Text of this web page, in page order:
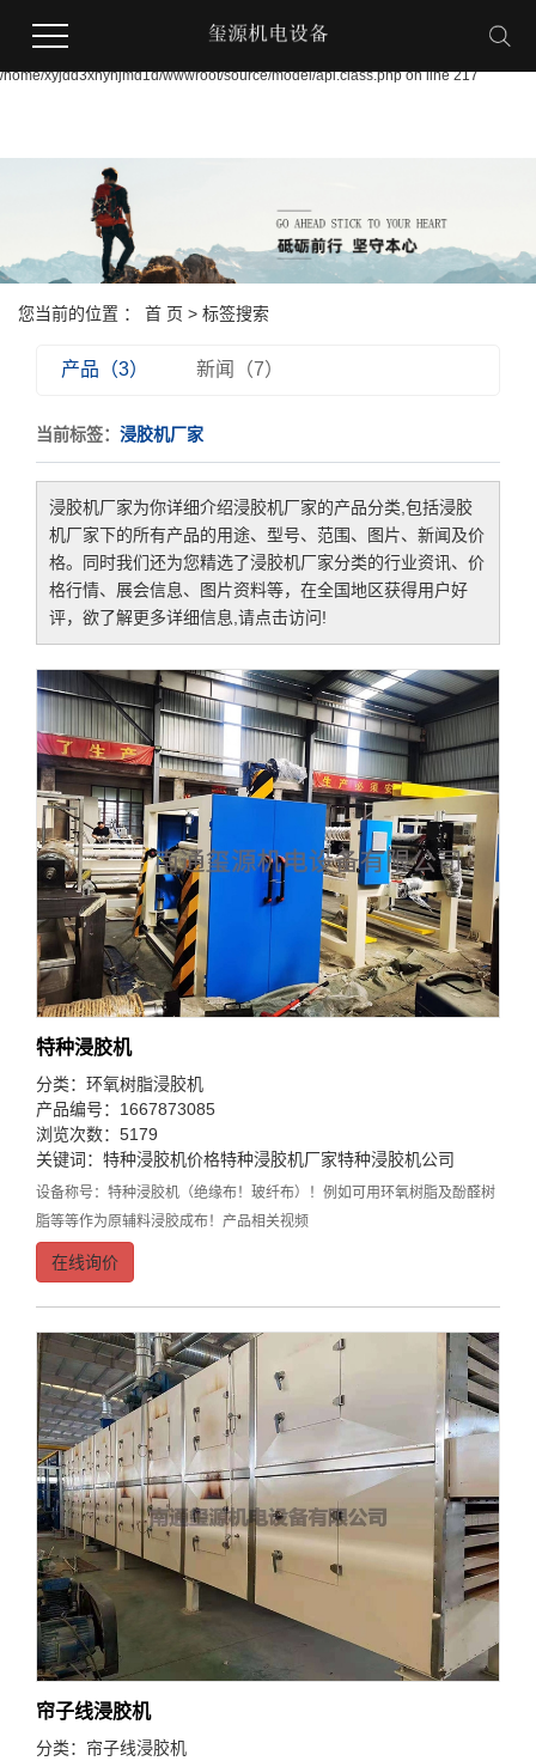
file_put_contents(/home/xyjdd3xnynjmd1d/wwwroot/source/cache/
/home/xyjdd3xnynjmd1d/wwwroot/source/model/api.class.php on line 217
您当前的位置 ： 首 页 > 标签搜索
产品（3） 新闻（7）
当前标签： 浸胶机厂家
浸胶机厂家为你详细介绍浸胶机厂家的产品分类,包括浸胶
机厂家下的所有产品的用途、型号、范围、图片、新闻及价
格。同时我们还为您精选了浸胶机厂家分类的行业资讯、价
格行情、展会信息、图片资料等，在全国地区获得用户好
评，欲了解更多详细信息,请点击访问!
特种浸胶机
分类： 环氧树脂浸胶机
产品编号：1667873085
浏览次数：5179
关键词： 特种浸胶机价格特种浸胶机厂家特种浸胶机公司
设备称号：特种浸胶机（绝缘布！玻纤布）！例如可用环氧树脂及酚醛树
脂等等作为原辅料浸胶成布！产品相关视频
在线询价
帘子线浸胶机
分类： 帘子线浸胶机